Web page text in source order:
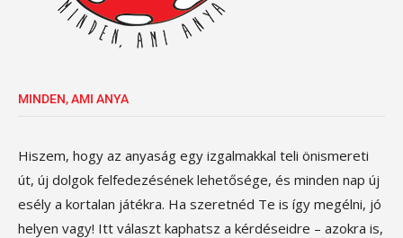
MINDEN, AMI ANYA
Hiszem, hogy az anyaság egy izgalmakkal teli önismereti
út, új dolgok felfedezésének lehetősége, és minden nap új
esély a kortalan játékra. Ha szeretnéd Te is így megélni, jó
helyen vagy! Itt választ kaphatsz a kérdéseidre – azokra is,